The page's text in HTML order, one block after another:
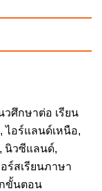
วศึกษาต่อ เรียน
ไอร์แลนด์เหนือ,
นิวซีแลนด์,
ร์สเรียนภาษา
กขั้นตอน